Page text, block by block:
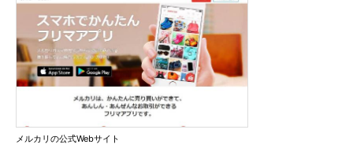
メルカリの公式Webサイト